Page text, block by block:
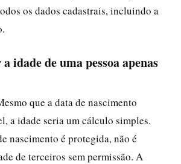
os dados cadastrais, incluindo a
idade de uma pessoa apenas
que a data de nascimento
a idade seria um cálculo simples.
nascimento é protegida, não é
de terceiros sem permissão. A